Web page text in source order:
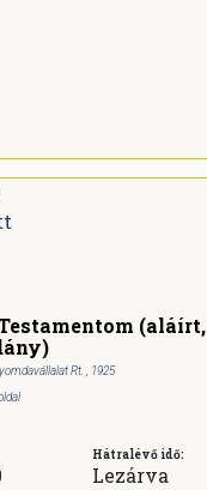
(aláírt,
Rt. , 1925
Hátralévő idő:
Lezárva